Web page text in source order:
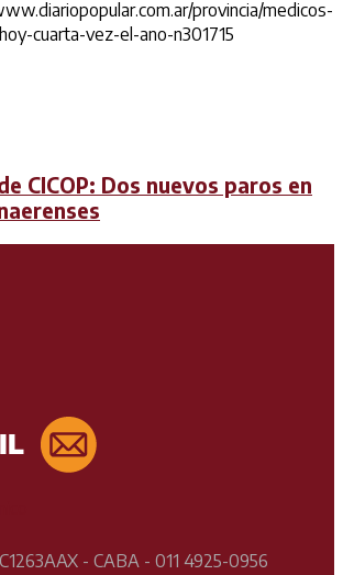
provincia/medicos-
cuarta-vez-el-ano-n301715
CICOP: Dos nuevos paros en
- CABA - 011 4925-0956